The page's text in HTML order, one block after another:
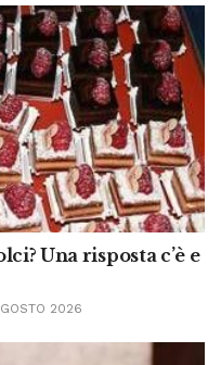
Una risposta c’è e
2026